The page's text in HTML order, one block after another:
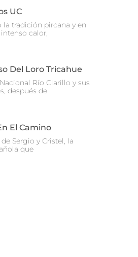
UC
la tradición pircana y en
calor,
Del Loro Tricahue
Río Clarillo y sus
después de
El Camino
Sergio y Cristel, la
que